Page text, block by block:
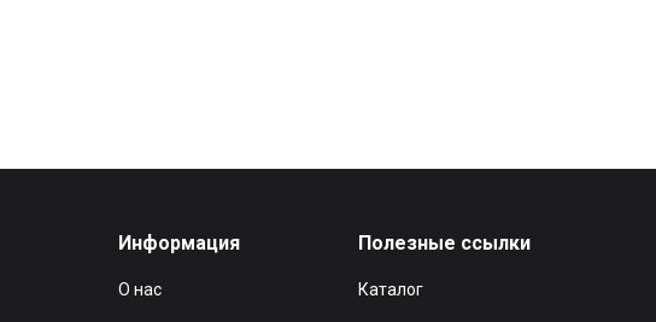
Информация
О нас
Полезные ссылки
Каталог